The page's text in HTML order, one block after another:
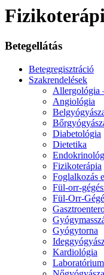
Betegellátás
Betegregisztráció
Szakrendelések
Allergológia
Angiológia
Diabetológia
Dietetika
Fizikoterápia
Foglalkozás
Fül-orr-
Fül-Orr-
Gyógytorna
Kardiológia
Laboratórium